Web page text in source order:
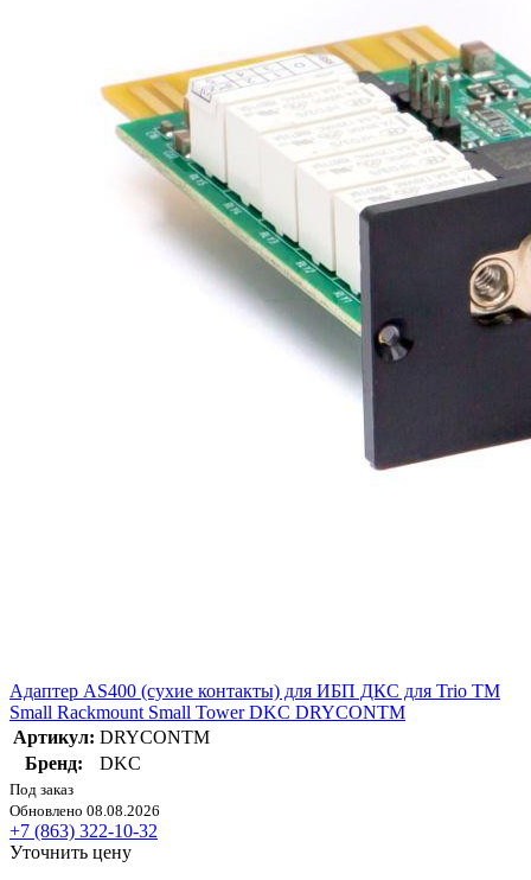
Адаптер AS400 (сухие контакты) для ИБП ДКС для Trio TM
Small Rackmount Small Tower DKC DRYCONTM
Артикул: DRYCONTM
Бренд:
DKC
Под заказ
Обновлено 08.08.2026
+7 (863) 322-10-32
Уточнить цену